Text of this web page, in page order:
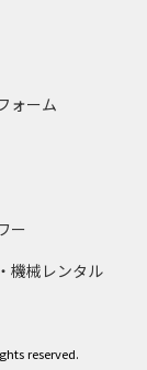
ォーム
ー
機械レンタル
reserved.